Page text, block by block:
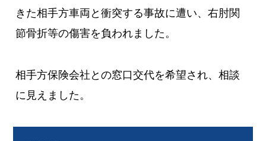
きた相手方車両と衝突する事故に遭い、右肘関
節骨折等の傷害を負われました。
相手方保険会社との窓口交代を希望され、相談
に見えました。